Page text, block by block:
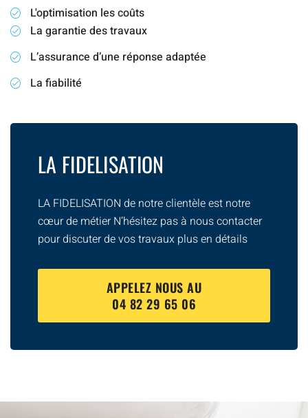
L'optimisation les coûts
La garantie des travaux
L’assurance d’une réponse adaptée
La fiabilité
LA FIDELISATION
LA FIDELISATION de notre clientèle est notre
cœur de métier N’hésitez pas à nous contacter
pour discuter de vos travaux plus en détails
APPELEZ NOUS AU
04 82 29 65 06